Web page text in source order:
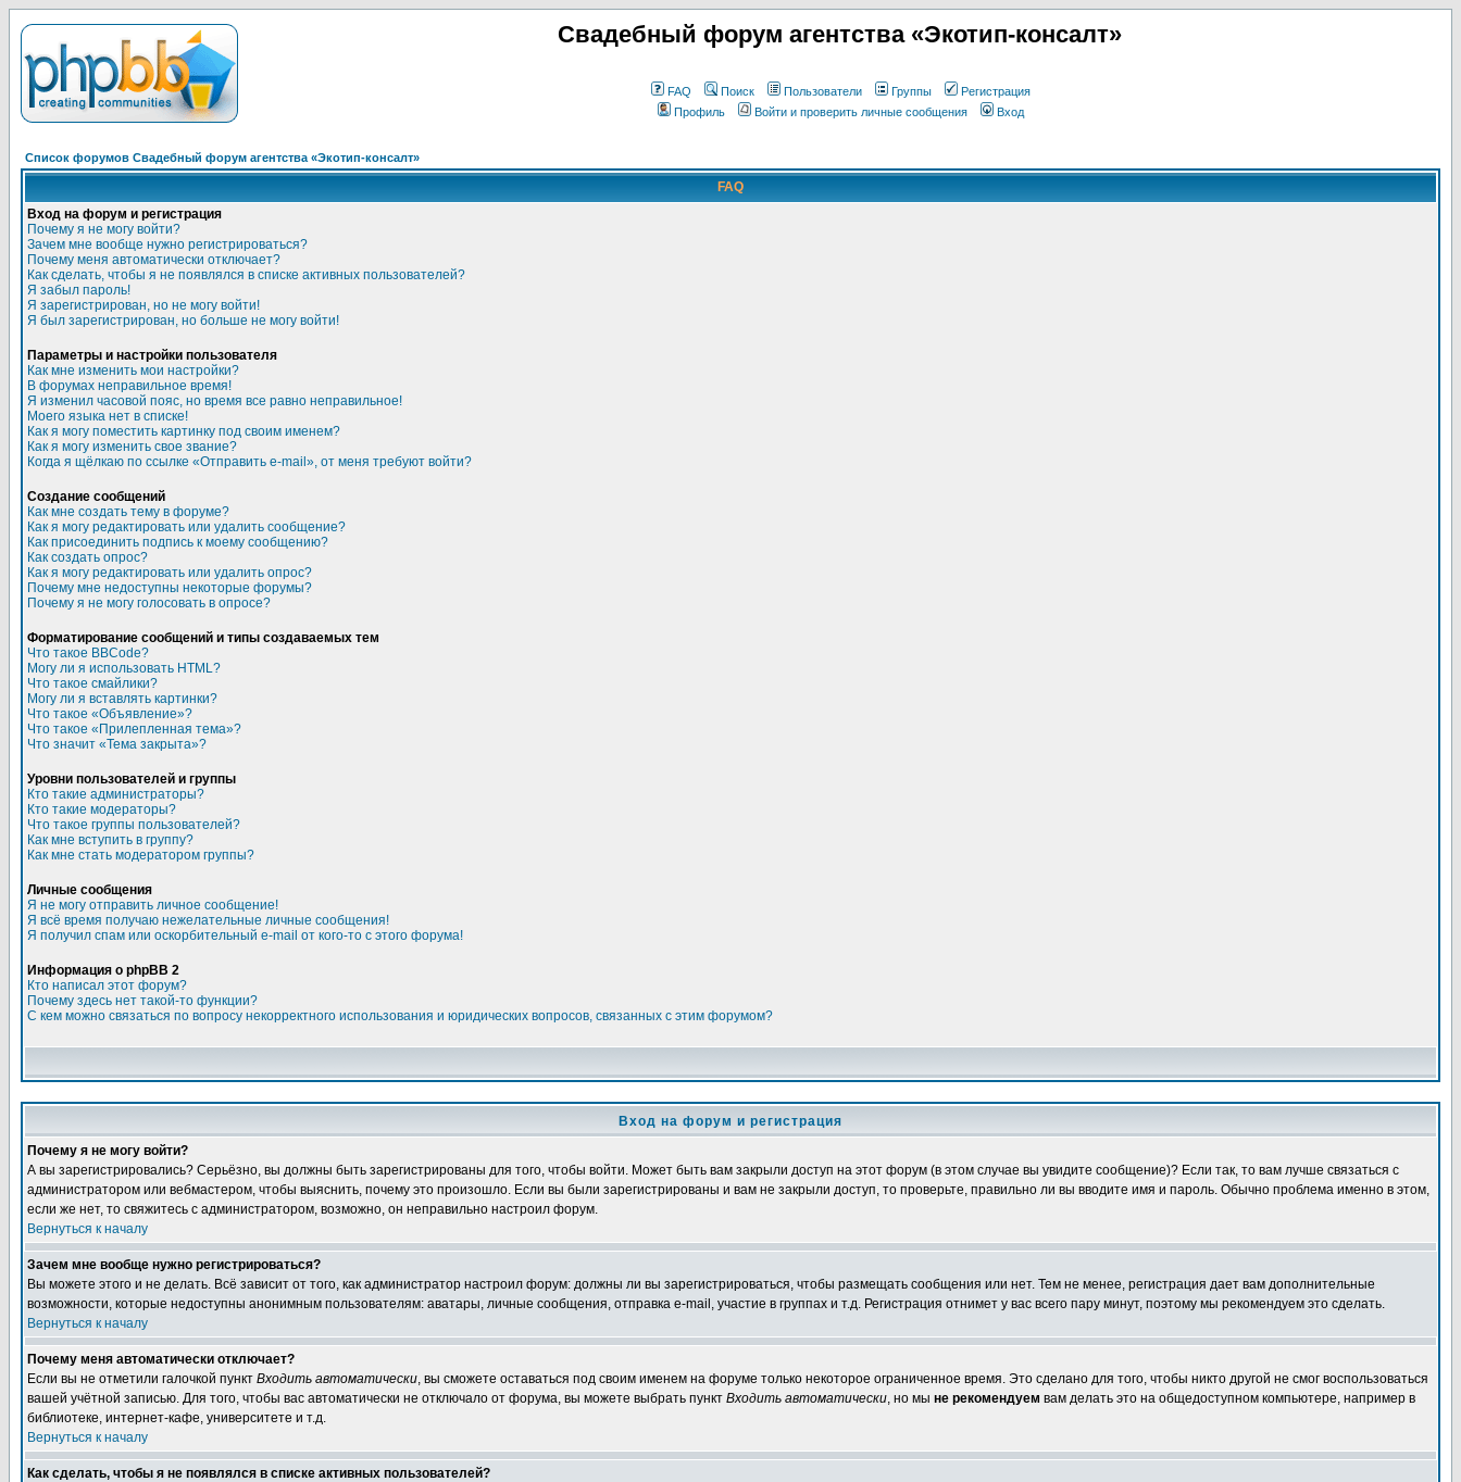
Свадебный форум агентства «Экотип-консалт»
FAQ Поиск Пользователи Группы
Регистрация
Профиль
Войти и проверить личные сообщения Вход
Список форумов Свадебный форум агентства «Экотип-консалт»
FAQ
Вход на форум и регистрация
Почему я не могу войти?
Зачем мне вообще нужно регистрироваться?
Почему меня автоматически отключает?
Как сделать, чтобы я не появлялся в списке активных пользователей?
Я забыл пароль!
Я зарегистрирован, но не могу войти!
Я был зарегистрирован, но больше не могу войти!
Параметры и настройки пользователя
Как мне изменить мои настройки?
В форумах неправильное время!
Я изменил часовой пояс, но время все равно неправильное!
Моего языка нет в списке!
Как я могу поместить картинку под своим именем?
Как я могу изменить свое звание?
Когда я щёлкаю по ссылке «Отправить e-mail», от меня требуют войти?
Создание сообщений
Как мне создать тему в форуме?
Как я могу редактировать или удалить сообщение?
Как присоединить подпись к моему сообщению?
Как создать опрос?
Как я могу редактировать или удалить опрос?
Почему мне недоступны некоторые форумы?
Почему я не могу голосовать в опросе?
Форматирование сообщений и типы создаваемых тем
Что такое BBCode?
Могу ли я использовать HTML?
Что такое смайлики?
Могу ли я вставлять картинки?
Что такое «Объявление»?
Что такое «Прилепленная тема»?
Что значит «Тема закрыта»?
Уровни пользователей и группы
Кто такие администраторы?
Кто такие модераторы?
Что такое группы пользователей?
Как мне вступить в группу?
Как мне стать модератором группы?
Личные сообщения
Я не могу отправить личное сообщение!
Я всё время получаю нежелательные личные сообщения!
Я получил спам или оскорбительный e-mail от кого-то с этого форума!
Информация о phpBB 2
Кто написал этот форум?
Почему здесь нет такой-то функции?
С кем можно связаться по вопросу некорректного использования и юридических вопросов, связанных с этим форумом?
Вход на форум и регистрация
Почему я не могу войти?
А вы зарегистрировались? Серьёзно, вы должны быть зарегистрированы для того, чтобы войти. Может быть вам закрыли доступ на этот форум (в этом случае вы увидите сообщение)? Если так, то вам лучше связаться с
администратором или вебмастером, чтобы выяснить, почему это произошло. Если вы были зарегистрированы и вам не закрыли доступ, то проверьте, правильно ли вы вводите имя и пароль. Обычно проблема именно в этом,
если же нет, то свяжитесь с администратором, возможно, он неправильно настроил форум.
Вернуться к началу
Зачем мне вообще нужно регистрироваться?
Вы можете этого и не делать. Всё зависит от того, как администратор настроил форум: должны ли вы зарегистрироваться, чтобы размещать сообщения или нет. Тем не менее, регистрация дает вам дополнительные
возможности, которые недоступны анонимным пользователям: аватары, личные сообщения, отправка e-mail, участие в группах и т.д. Регистрация отнимет у вас всего пару минут, поэтому мы рекомендуем это сделать.
Вернуться к началу
Почему меня автоматически отключает?
Если вы не отметили галочкой пункт Входить автоматически, вы сможете оставаться под своим именем на форуме только некоторое ограниченное время. Это сделано для того, чтобы никто другой не смог воспользоваться
вашей учётной записью. Для того, чтобы вас автоматически не отключало от форума, вы можете выбрать пункт Входить автоматически, но мы не рекомендуем вам делать это на общедоступном компьютере, например в
библиотеке, интернет-кафе, университете и т.д.
Вернуться к началу
Как сделать, чтобы я не появлялся в списке активных пользователей?